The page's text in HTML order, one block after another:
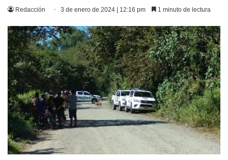
Redacción 3 de enero de 2024 | 12:16 pm 1 minuto de lectura